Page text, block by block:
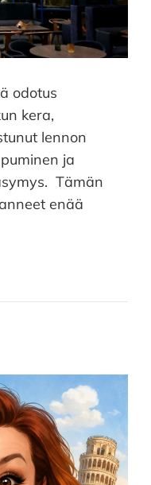
odotus
kera,
lennon
ja
Tämän
enää